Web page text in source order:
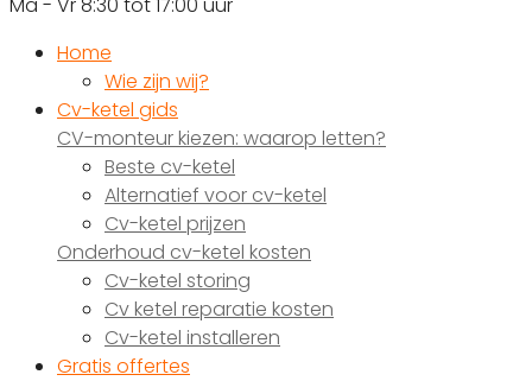
Home
Wie zijn wij?
Cv-ketel gids
CV-monteur kiezen: waarop letten?
Beste cv-ketel
Alternatief voor cv-ketel
Cv-ketel prijzen
Onderhoud cv-ketel kosten
Cv-ketel storing
Cv ketel reparatie kosten
Cv-ketel installeren
Gratis offertes